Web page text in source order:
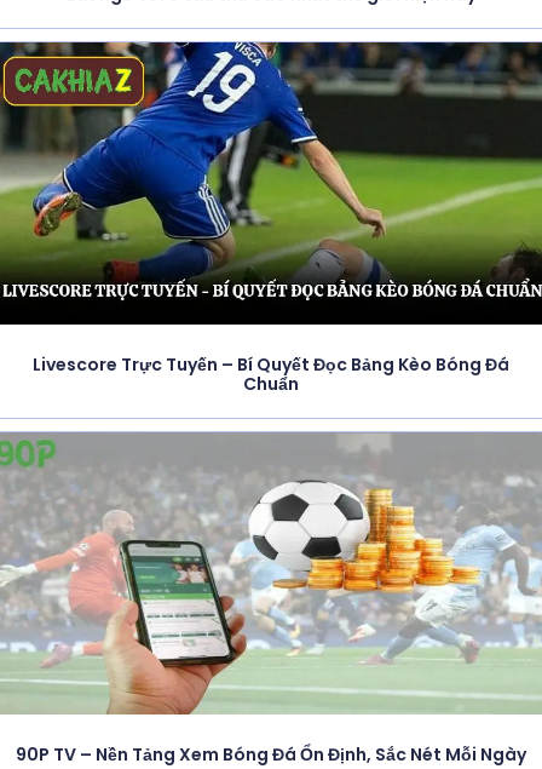
Livescore Trực Tuyến – Bí Quyết Đọc Bảng Kèo Bóng Đá
Chuẩn
90P TV – Nền Tảng Xem Bóng Đá Ổn Định, Sắc Nét Mỗi Ngày